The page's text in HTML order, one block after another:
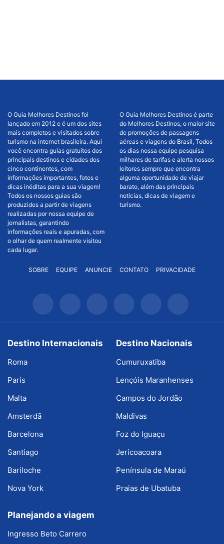
O Guia Melhores Destinos foi
lançado em 2012 e é um dos sites
mais completos e visitados sobre
turismo na internet brasileira. Aqui
você encontra guias gratuitos dos
principais destinos e cidades dos
cinco continentes, com
informações importantes, fotos e
dicas inéditas para a sua viagem!
Todos os nossos guias são
produzidos a partir de viagens
realizadas por nossa equipe de
jornalistas, garantindo
informações reais e apuradas, com
o olhar de quem realmente visitou
cada lugar.
O Guia Melhores Destinos é parte
do Melhores Destinos, o maior site
de promoções de passagens
aéreas e viagens do Brasil, Todos
os dias nossa equipe pesquisa
milhares de tarifas e alerta nossos
leitores sempre que encontra
alguma oportunidade de viajar
barato, além das principais
notícias, dicas de viagem e
turismo.
SOBRE EQUIPE ANUNCIE CONTATO PRIVACIDADE
Destino Internacionais
Roma
Paris
Malta
Amsterdã
Barcelona
Santiago
Bariloche
Nova York
Destino Nacionais
Cumuruxatiba
Lençóis Maranhenses
Campos do Jordão
Maldivas
Foz do Iguaçu
Jericoacoara
Península de Maraú
Praias de Ubatuba
Planejando a viagem
Ingresso Beto Carrero